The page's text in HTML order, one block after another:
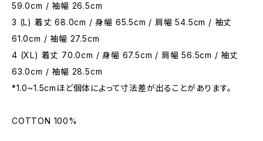
59.0cm / 袖幅 26.5cm
3 (L) 着丈 68.0cm / 身幅 65.5cm / 肩幅 54.5cm / 袖丈
61.0cm / 袖幅 27.5cm
4 (XL) 着丈 70.0cm / 身幅 67.5cm / 肩幅 56.5cm / 袖丈
63.0cm / 袖幅 28.5cm
*1.0~1.5cmほど個体によって寸法差が出ることがあります。
COTTON 100%